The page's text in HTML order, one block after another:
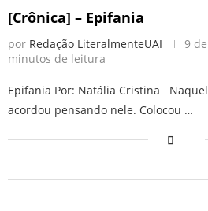
[Crônica] – Epifania
por Redação LiteralmenteUAI 9
minutos de leitura
Epifania Por: Natália Cristina
acordou pensando nele. Colocou …